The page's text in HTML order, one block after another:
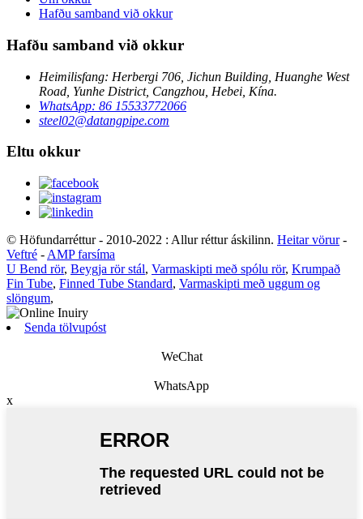
Hafðu samband við okkur
Hafðu samband við okkur
Heimilisfang: Herbergi 706, Jichun Building, Huanghe West
Road, Yunhe District, Cangzhou, Hebei, Kína.
WhatsApp: 86 15533772066
steel02@datangpipe.com
Eltu okkur
© Höfundarréttur - 2010-2022 : Allur réttur áskilinn. Heitar vörur-
Veftré - AMP farsíma
U Bend rör, Beygja rör stál, Varmaskipti með spólu rör, Krumpað
Fin Tube, Finned Tube Standard, Varmaskipti með uggum og
slöngum,
Senda tölvupóst
WeChat
WhatsApp
x